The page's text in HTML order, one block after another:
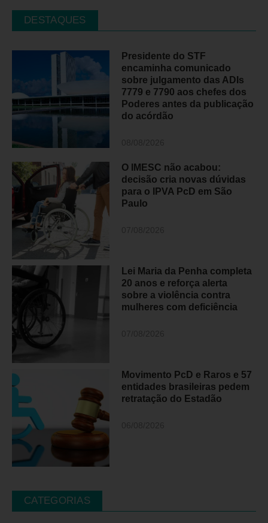
DESTAQUES
Presidente do STF
encaminha comunicado
sobre julgamento das ADIs
7779 e 7790 aos chefes dos
Poderes antes da publicação
do acórdão
O IMESC não acabou:
decisão cria novas dúvidas
para o IPVA PcD em São
Paulo
Lei Maria da Penha completa
20 anos e reforça alerta
sobre a violência contra
mulheres com deficiência
Movimento PcD e Raros e 57
entidades brasileiras pedem
retratação do Estadão
CATEGORIAS